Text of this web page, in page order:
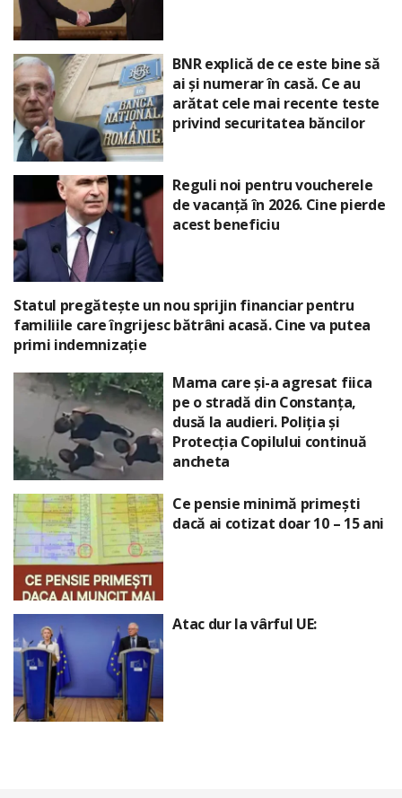
BNR explică de ce este bine să
ai și numerar în casă. Ce au
arătat cele mai recente teste
privind securitatea băncilor
Reguli noi pentru voucherele
de vacanță în 2026. Cine pierde
acest beneficiu
Statul pregătește un nou sprijin financiar pentru
familiile care îngrijesc bătrâni acasă. Cine va putea
primi indemnizație
Mama care și-a agresat fiica
pe o stradă din Constanța,
dusă la audieri. Poliția și
Protecția Copilului continuă
ancheta
Ce pensie minimă primești
dacă ai cotizat doar 10 – 15 ani
Atac dur la vârful UE: